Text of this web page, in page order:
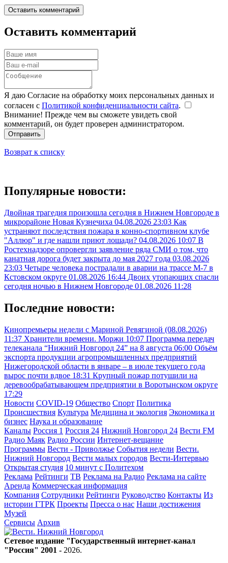
Оставить комментарий
Оставить комментарий
Я даю Согласие на обработку моих персональных данных и
согласен с Политикой конфиденциальности сайта.
Внимание! Прежде чем вы сможете увидеть свой
комментарий, он будет проверен администратором.
Отправить
Возврат к списку
Популярные новости:
Двойная трагедия произошла сегодня в Нижнем Новгороде в
микрорайоне Новая Кузнечиха 04.08.2026 23:03 Как
устраняют последствия пожара в конно-спортивном клубе
"Аллюр" и где нашли приют лошади? 04.08.2026 10:07 В
Ростехнадзоре опровергли заявление ряда СМИ о том, что
канатная дорога будет закрыта до мая 2027 года 03.08.2026
23:03 Четыре человека пострадали в аварии на трассе М-7 в
Кстовском округе 01.08.2026 16:44 Двоих утопающих спасли
сегодня ночью в Нижнем Новгороде 01.08.2026 11:28
Последние новости:
Кинопремьеры недели с Мариной Ревягиной (08.08.2026)
11:37 Хранители времени. Моржи 10:07 Программа передач
телеканала “Нижний Новгород 24” на 8 августа 06:00 Объём
экспорта продукции агропромышленных предприятий
Нижегородской области в январе – в июле текущего года
вырос почти вдвое 18:31 Крупный пожар потушили на
деревообрабатывающем предприятии в Воротынском округе
17:29
Новости COVID-19 Общество Спорт Политика
Происшествия Культура Медицина и экология Экономика и
бизнес Наука и образование
Каналы Россия 1 Россия 24 Нижний Новгород 24 Вести FM
Радио Маяк Радио России Интернет-вещание
Программы Вести - Приволжье События недели Вести.
Нижний Новгород Вести малых городов Вести-Интервью
Открытая студия 10 минут с Политехом
Реклама Рейтинги ТВ Реклама на Радио Реклама на сайте
Аренда Коммерческая информация
Компания Сотрудники Рейтинги Руководство Контакты Из
истории ГТРК Проекты Пресса о нас Наши достижения
Музей
Сервисы Архив
Сетевое издание "Государственный интернет-канал
"Россия" 2001 - 2026.